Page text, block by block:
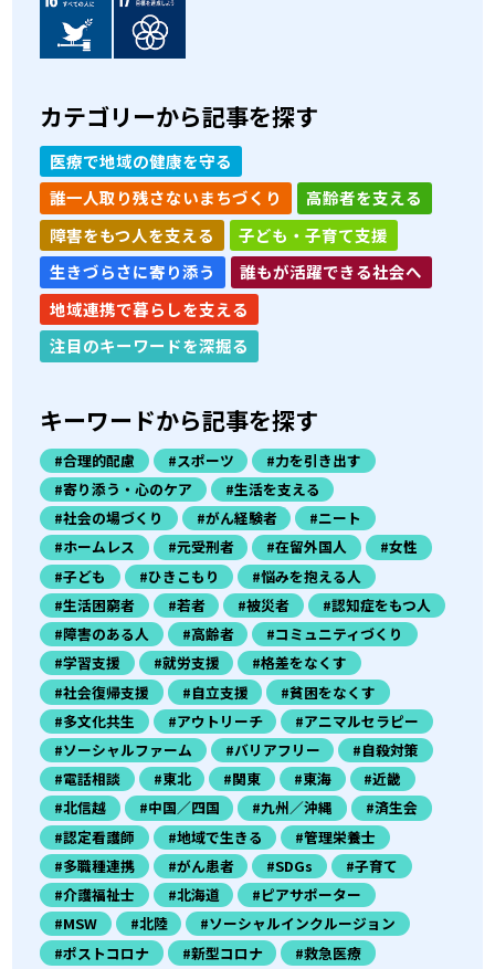
カテゴリーから記事を探す
医療で地域の健康を守る
誰一人取り残さないまちづくり
高齢者を支える
障害をもつ人を支える
子ども・子育て支援
生きづらさに寄り添う
誰もが活躍できる社会へ
地域連携で暮らしを支える
注目のキーワードを深掘る
キーワードから記事を探す
#合理的配慮 #スポーツ
#力を引き出す
#寄り添う・心のケア
#生活を支える
#社会の場づくり
#がん経験者
#ニート
#ホームレス
#元受刑者 #在留外国人
#女性
#子ども
#ひきこもり
#悩みを抱える人
#生活困窮者
#若者 #被災者
#認知症をもつ人
#障害のある人
#高齢者
#コミュニティづくり
#学習支援
#就労支援
#格差をなくす
#社会復帰支援
#自立支援
#貧困をなくす
#多文化共生
#アウトリーチ
#アニマルセラピー
#ソーシャルファーム
#バリアフリー
#自殺対策
#電話相談
#東北 #関東 #東海
#近畿
#北信越
#中国／四国 #九州／沖縄
#済生会
#認定看護師
#地域で生きる
#管理栄養士
#多職種連携
#がん患者 #SDGs
#子育て
#介護福祉士
#北海道
#ピアサポーター
#MSW
#北陸
#ソーシャルインクルージョン
#ポストコロナ
#新型コロナ
#救急医療